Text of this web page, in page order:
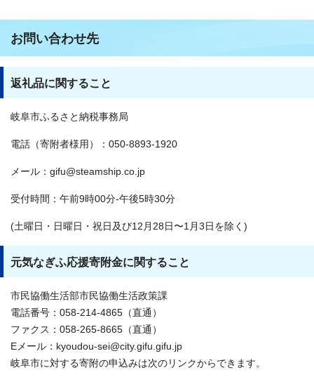
お問い合わせ先
返礼品に関すること
岐阜市ふるさと納税事務局
電話（寄附者様用）：050-8893-1920
メール：gifu@steamship.co.jp
受付時間：午前9時00分-午後5時30分
(土曜日・日曜日・祝日及び12月28日〜1月3日を除く)
元気なぎふ応援寄附金に関すること
市民協働生活部市民協働生活政策課
電話番号：058-214-4865（直通）
ファクス：058-265-8665（直通）
Eメール：kyoudou-sei@city.gifu.gifu.jp
岐阜市に対する寄附の申込みは次のリンクからできます。